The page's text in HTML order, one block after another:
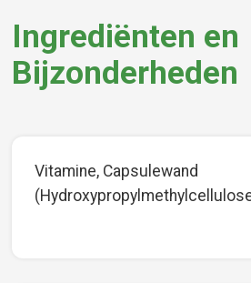
Ingrediënten en
Bijzonderheden
Vitamine, Capsulewand